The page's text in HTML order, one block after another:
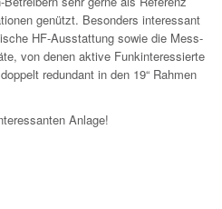
genützt. Besonders interessant
HF-Ausstattung sowie die Mess-
von denen aktive Funkinteressierte
redundant in den 19“ Rahmen
Anlage!